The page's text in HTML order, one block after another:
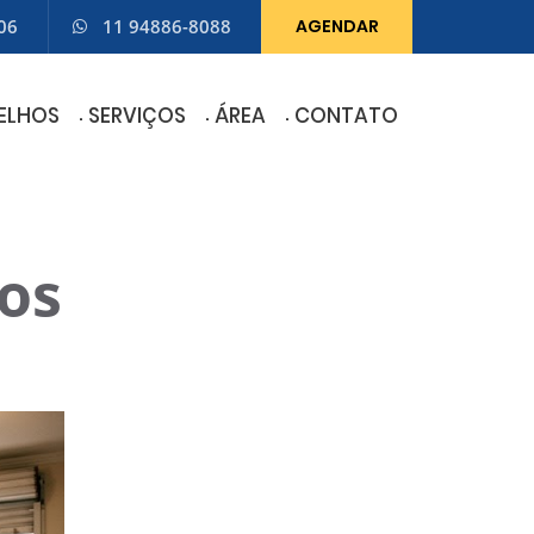
11 94886-8088 AGENDAR
SERVIÇOS ÁREA CONTATO